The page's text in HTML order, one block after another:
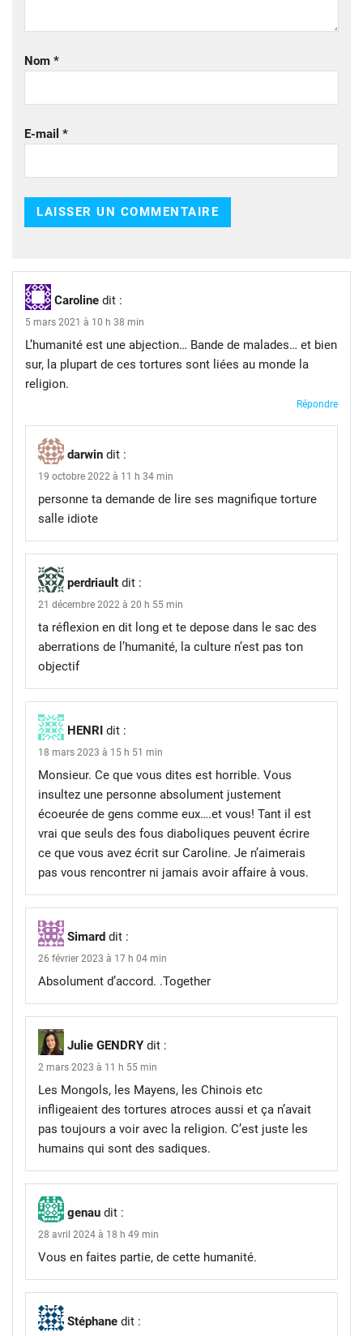
Nom *
E-mail *
Caroline dit :
5 mars 2021 à 10 h 38 min
L’humanité est une abjection… Bande de malades… et bien
sur, la plupart de ces tortures sont liées au monde la
religion.
Répondre
darwin dit :
19 octobre 2022 à 11 h 34 min
personne ta demande de lire ses magnifique torture
salle idiote
perdriault dit :
21 décembre 2022 à 20 h 55 min
ta réflexion en dit long et te depose dans le sac des
aberrations de l’humanité, la culture n’est pas ton
objectif
HENRI dit :
18 mars 2023 à 15 h 51 min
Monsieur. Ce que vous dites est horrible. Vous
insultez une personne absolument justement
écoeurée de gens comme eux….et vous! Tant il est
vrai que seuls des fous diaboliques peuvent écrire
ce que vous avez écrit sur Caroline. Je n’aimerais
pas vous rencontrer ni jamais avoir affaire à vous.
Simard dit :
26 février 2023 à 17 h 04 min
Absolument d’accord. .Together
Julie GENDRY dit :
2 mars 2023 à 11 h 55 min
Les Mongols, les Mayens, les Chinois etc
infligeaient des tortures atroces aussi et ça n’avait
pas toujours a voir avec la religion. C’est juste les
humains qui sont des sadiques.
genau dit :
28 avril 2024 à 18 h 49 min
Vous en faites partie, de cette humanité.
Stéphane dit :